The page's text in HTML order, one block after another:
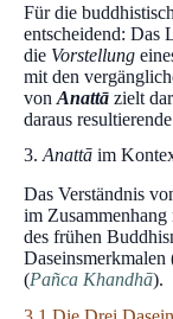
Für die
entscheidend: Das
die Vorstellung
mit den
von Anattā zielt
daraus
3.Anattā im
Das Verständnis
im
des frühen
Daseinsmerkmalen
(Pañca Khandhā).